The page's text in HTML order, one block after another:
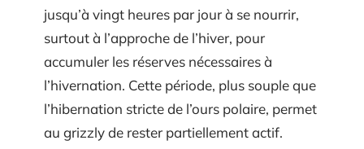
jusqu’à vingt heures par jour à se nourrir,
surtout à l’approche de l’hiver, pour
accumuler les réserves nécessaires à
l’hivernation. Cette période, plus souple que
l’hibernation stricte de l’ours polaire, permet
au grizzly de rester partiellement actif.